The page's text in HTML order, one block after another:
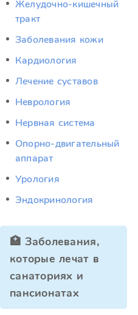
Желудочно-кишечный
тракт
Заболевания кожи
Кардиология
Лечение суставов
Неврология
Нервная система
Опорно-двигательный
аппарат
Урология
Эндокринология
🏥 Заболевания,
которые лечат в
санаториях и
пансионатах